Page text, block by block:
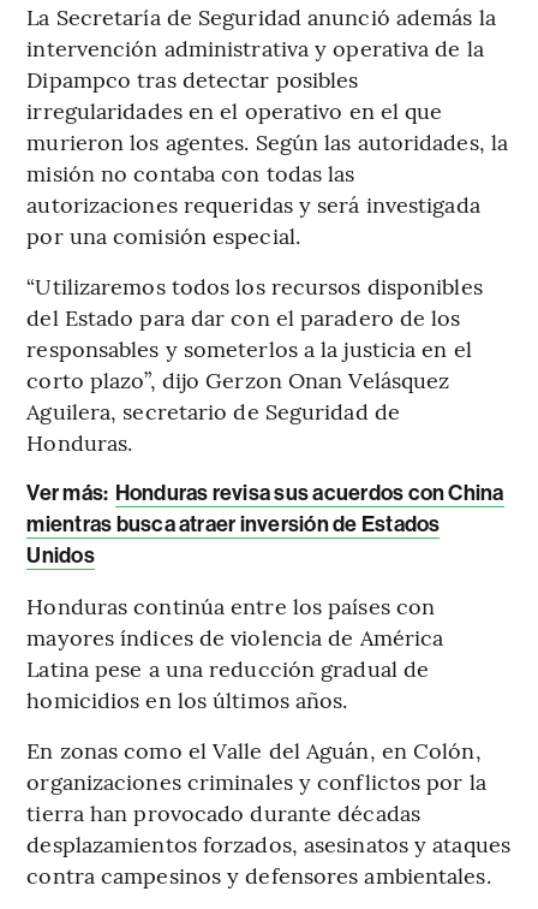
La Secretaría de Seguridad anunció además la
intervención administrativa y operativa de la
Dipampco tras detectar posibles
irregularidades en el operativo en el que
murieron los agentes. Según las autoridades, la
misión no contaba con todas las
autorizaciones requeridas y será investigada
por una comisión especial.
“Utilizaremos todos los recursos disponibles
del Estado para dar con el paradero de los
responsables y someterlos a la justicia en el
corto plazo”, dijo Gerzon Onan Velásquez
Aguilera, secretario de Seguridad de
Honduras.
Ver más: Honduras revisa sus acuerdos con China
mientras busca atraer inversión de Estados
Unidos
Honduras continúa entre los países con
mayores índices de violencia de América
Latina pese a una reducción gradual de
homicidios en los últimos años.
En zonas como el Valle del Aguán, en Colón,
organizaciones criminales y conflictos por la
tierra han provocado durante décadas
desplazamientos forzados, asesinatos y ataques
contra campesinos y defensores ambientales.